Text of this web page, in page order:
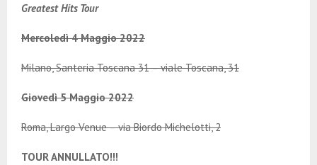
Greatest Hits Tour
Mercoledì 4 Maggio 2022
Milano, Santeria Toscana 31 – viale Toscana, 31
Giovedì 5 Maggio 2022
Roma, Largo Venue – via Biordo Michelotti, 2
TOUR ANNULLATO!!!